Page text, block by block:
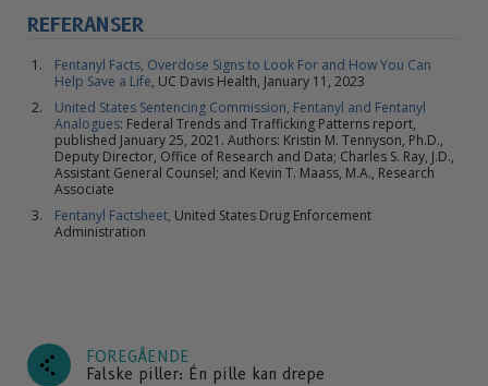
REFERANSER
Fentanyl Facts, Overdose Signs to Look For and How You Can
Help Save a Life, UC Davis Health, January 11, 2023
United States Sentencing Commission, Fentanyl and Fentanyl
Analogues: Federal Trends and Trafficking Patterns report,
published January 25, 2021. Authors: Kristin M. Tennyson, Ph.D.,
Deputy Director, Office of Research and Data; Charles S. Ray, J.D.,
Assistant General Counsel; and Kevin T. Maass, M.A., Research
Associate
Fentanyl Factsheet, United States Drug Enforcement
Administration
FOREGÅENDE
Falske piller: Én pille kan drepe